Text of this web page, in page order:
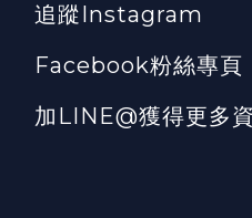
追蹤Instagram
Facebook粉絲專頁
加LINE@獲得更多